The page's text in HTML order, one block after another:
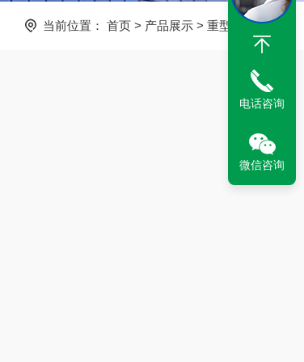
当前位置： 首页 > 产品展示 > 重型货架
电话咨询
微信咨询